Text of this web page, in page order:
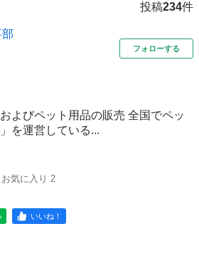
投稿234件
フォローする
よびペット用品の販売 全国でペッ
を運営している...
お気に入り 2
いいね！